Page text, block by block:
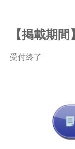
【掲載期間】
受付終了